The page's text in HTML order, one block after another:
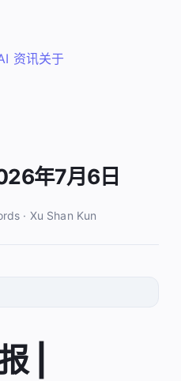
资讯关于
年7月6日
· Xu Shan Kun
|